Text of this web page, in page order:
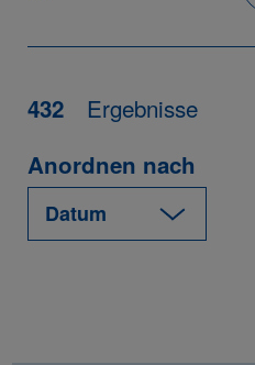
432 Ergebnisse
Anordnen nach